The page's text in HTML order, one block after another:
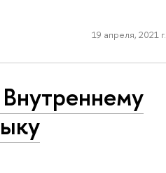
19 апреля, 2021 г.